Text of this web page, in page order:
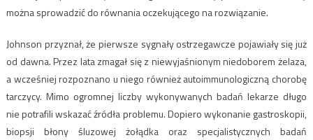
można sprowadzić do równania oczekującego na rozwiązanie.
Johnson przyznał, że pierwsze sygnały ostrzegawcze pojawiały się już
od dawna. Przez lata zmagał się z niewyjaśnionym niedoborem żelaza,
a wcześniej rozpoznano u niego również autoimmunologiczną chorobę
tarczycy. Mimo ogromnej liczby wykonywanych badań lekarze długo
nie potrafili wskazać źródła problemu. Dopiero wykonanie gastroskopii,
biopsji błony śluzowej żołądka oraz specjalistycznych badań